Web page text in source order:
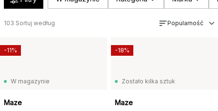
103 Sortuj według Popularność
W magazynie
Maze
-11%
Zostało kilka sztuk
Maze
-18%